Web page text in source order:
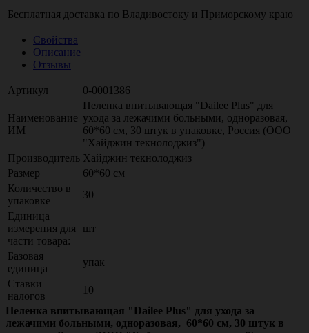
Бесплатная доставка по Владивостоку и Приморскому краю
Свойства
Описание
Отзывы
Артикул 0-0001386
Наименование
ИМ
Пеленка впитывающая "Dailee Plus" для
ухода за лежачими больными, одноразовая,
60*60 см, 30 штук в упаковке, Россия (ООО
"Хайджин текнолоджиз")
Производитель Хайджин текнолоджиз
Размер
60*60 см
Количество в
упаковке
30
Единица
измерения для
части товара:
шт
Базовая
единица
упак
Ставки
налогов
10
Пеленка впитывающая "Dailee Plus" для ухода за
лежачими больными, одноразовая, 60*60 см, 30 штук в